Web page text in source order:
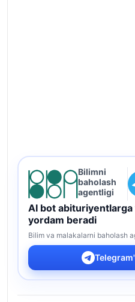
Bilimni
baholash
agentligi
AI bot
yordam beradi
Bilim va malakalarni baholash